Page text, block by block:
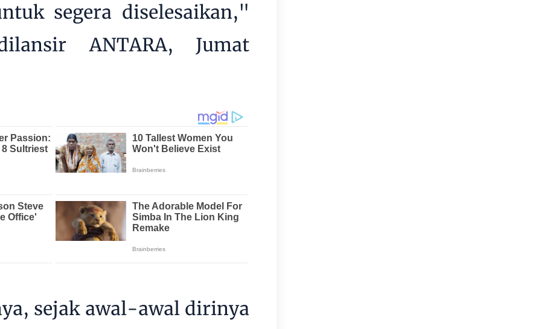
segera diselesaikan,"
ANTARA, Jumat
sejak awal-awal dirinya